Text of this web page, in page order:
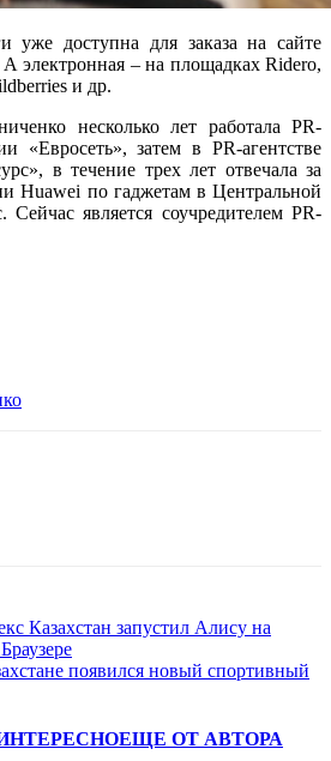
уже доступна для заказа на сайте
электронная – на площадках Ridero,
и др.
несколько лет работала PR-
«Евросеть», затем в PR-агентстве
в течение трех лет отвечала за
Huawei по гаджетам в Центральной
является соучредителем PR-
Казахстан запустил Алису на
появился новый спортивный
ЕЩЕ ОТ АВТОРА